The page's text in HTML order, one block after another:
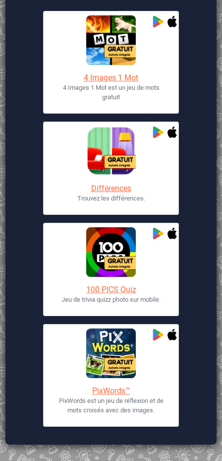
4 Images 1 Mot
4 Images 1 Mot est un jeu de mots
gratuit
Différences
Trouvez les différences.
100 PICS Quiz
Jeu de trivia quizz photo sur mobile.
PixWords™
PixWords est un jeu de réflexion et de
mots croisés avec des images.